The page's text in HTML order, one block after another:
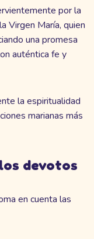
por la
Virgen María, quien
una promesa
auténtica fe y
la espiritualidad
marianas más
devotos
en cuenta las